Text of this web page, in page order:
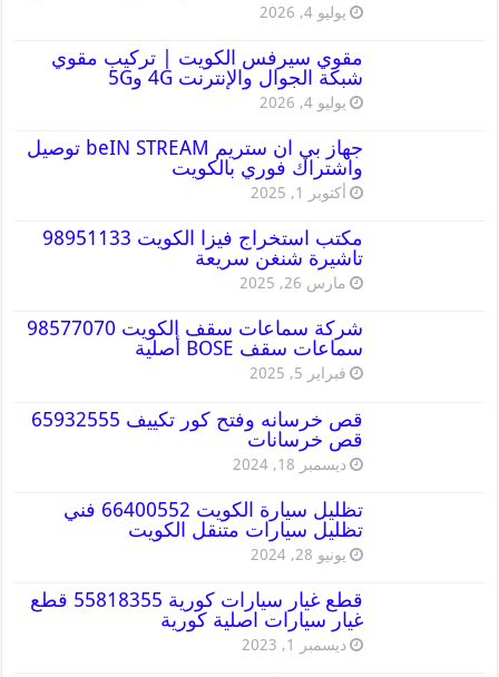
يوليو 4, 2026
مقوي سيرفس الكويت | تركيب مقوي
شبكة الجوال والإنترنت 4G و5G
يوليو 4, 2026
جهاز بي ان ستريم beIN STREAM توصيل
واشتراك فوري بالكويت
أكتوبر 1, 2025
مكتب استخراج فيزا الكويت 98951133
تاشيرة شنغن سريعة
مارس 26, 2025
شركة سماعات سقف الكويت 98577070
سماعات سقف BOSE أصلية
فبراير 5, 2025
قص خرسانه وفتح كور تكييف 65932555
قص خرسانات
ديسمبر 18, 2024
تظليل سيارة الكويت 66400552 فني
تظليل سيارات متنقل الكويت
يونيو 28, 2024
قطع غيار سيارات كورية 55818355 قطع
غيار سيارات اصلية كورية
ديسمبر 1, 2023